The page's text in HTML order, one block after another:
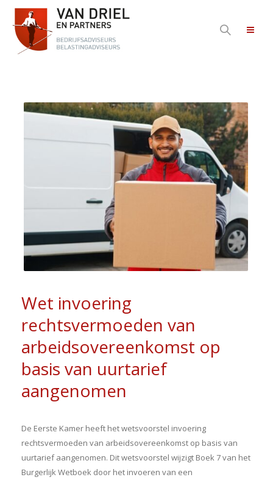
Wet invoering
rechtsvermoeden van
arbeidsovereenkomst op
basis van uurtarief
aangenomen
De Eerste Kamer heeft het wetsvoorstel invoering
rechtsvermoeden van arbeidsovereenkomst op basis van
uurtarief aangenomen. Dit wetsvoorstel wijzigt Boek 7 van het
Burgerlijk Wetboek door het invoeren van een